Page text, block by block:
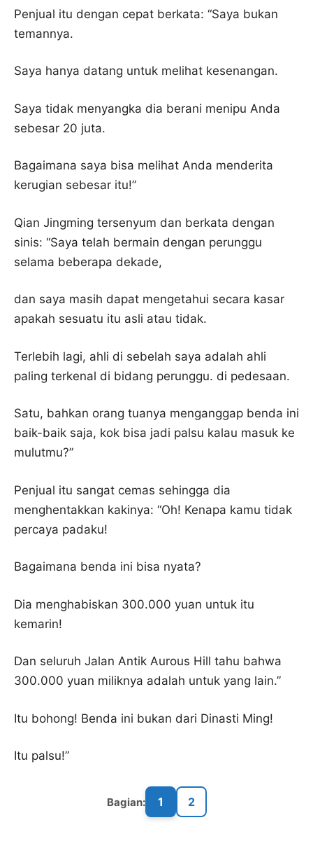
Penjual itu dengan cepat berkata: “Saya bukan
temannya.
Saya hanya datang untuk melihat kesenangan.
Saya tidak menyangka dia berani menipu Anda
sebesar 20 juta.
Bagaimana saya bisa melihat Anda menderita
kerugian sebesar itu!”
Qian Jingming tersenyum dan berkata dengan
sinis: “Saya telah bermain dengan perunggu
selama beberapa dekade,
dan saya masih dapat mengetahui secara kasar
apakah sesuatu itu asli atau tidak.
Terlebih lagi, ahli di sebelah saya adalah ahli
paling terkenal di bidang perunggu. di pedesaan.
Satu, bahkan orang tuanya menganggap benda ini
baik-baik saja, kok bisa jadi palsu kalau masuk ke
mulutmu?”
Penjual itu sangat cemas sehingga dia
menghentakkan kakinya: “Oh! Kenapa kamu tidak
percaya padaku!
Bagaimana benda ini bisa nyata?
Dia menghabiskan 300.000 yuan untuk itu
kemarin!
Dan seluruh Jalan Antik Aurous Hill tahu bahwa
300.000 yuan miliknya adalah untuk yang lain.”
Itu bohong! Benda ini bukan dari Dinasti Ming!
Itu palsu!”
Bagian: 1 2